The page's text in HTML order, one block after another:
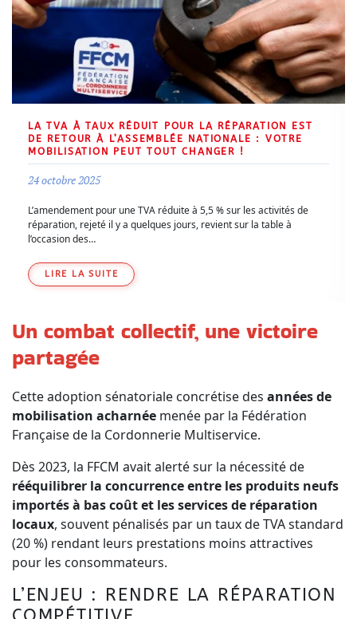
LA TVA À TAUX RÉDUIT POUR LA RÉPARATION EST
DE RETOUR À L’ASSEMBLÉE NATIONALE : VOTRE
MOBILISATION PEUT TOUT CHANGER !
24 octobre 2025
L’amendement pour une TVA réduite à 5,5 % sur les activités de
réparation, rejeté il y a quelques jours, revient sur la table à
l’occasion des…
LIRE LA SUITE
Un combat collectif, une victoire
partagée
Cette adoption sénatoriale concrétise des années de
mobilisation acharnée menée par la Fédération
Française de la Cordonnerie Multiservice.
Dès 2023, la FFCM avait alerté sur la nécessité de
rééquilibrer la concurrence entre les produits neufs
importés à bas coût et les services de réparation
locaux, souvent pénalisés par un taux de TVA standard
(20 %) rendant leurs prestations moins attractives
pour les consommateurs.
L’ENJEU : RENDRE LA RÉPARATION